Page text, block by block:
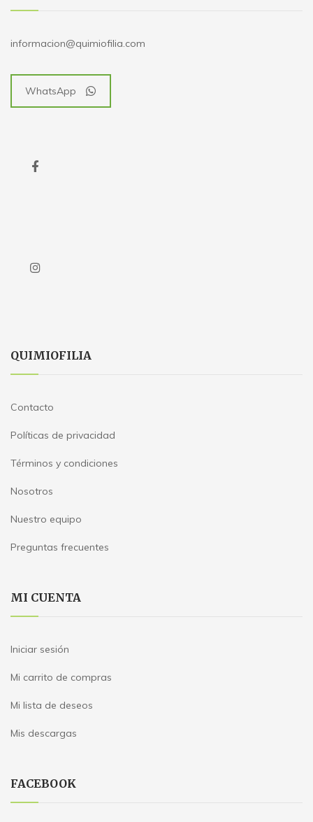
informacion@quimiofilia.com
WhatsApp
QUIMIOFILIA
Contacto
Políticas de privacidad
Términos y condiciones
Nosotros
Nuestro equipo
Preguntas frecuentes
MI CUENTA
Iniciar sesión
Mi carrito de compras
Mi lista de deseos
Mis descargas
FACEBOOK